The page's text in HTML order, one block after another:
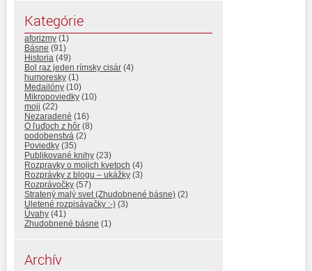
Kategórie
aforizmy (1)
Básne (91)
Historia (49)
Bol raz jeden rímsky cisár (4)
humoresky (1)
Medailóny (10)
Mikropoviedky (10)
moji (22)
Nezaradené (16)
O ľuďoch z hôr (8)
podobenstvá (2)
Poviedky (35)
Publikované knihy (23)
Rozpravky o mojich kvetoch (4)
Rozprávky z blogu – ukážky (3)
Rozprávočky (57)
Stratený malý svet (Zhudobnené básne) (2)
Uletené rozpisávačky :-) (3)
Úvahy (41)
Zhudobnené básne (1)
Archív